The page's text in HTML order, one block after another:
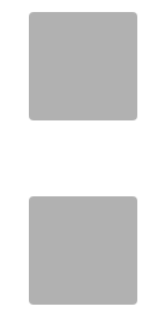
WN DELI
WN